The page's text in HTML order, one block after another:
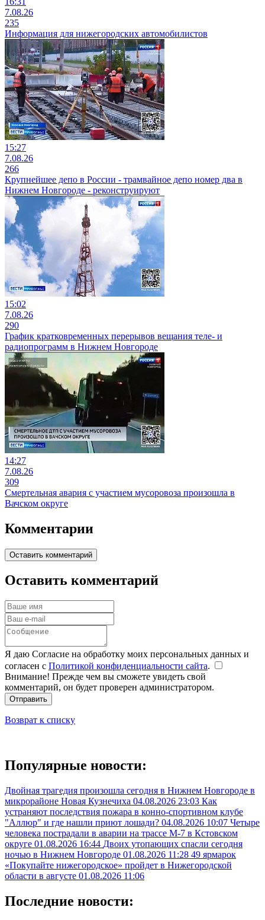
7.08.26
235
Информация для нижегородских автомобилистов
15:27
7.08.26
266
Крупнейшее депо в России - трамвайное депо номер два в
Нижнем Новгороде - реконструируют
15:02
7.08.26
290
График кратковременных перерывов вещания теле- и
радиопрограмм в Нижнем Новгороде
14:27
7.08.26
309
Смертельная авария с участием мусоровоза произошла в
Вачском округе
Комментарии
Оставить комментарий
Оставить комментарий
Я даю Согласие на обработку моих персональных данных и
согласен с Политикой конфиденциальности сайта.
Внимание! Прежде чем вы сможете увидеть свой
комментарий, он будет проверен администратором.
Отправить
Возврат к списку
Популярные новости:
Двойная трагедия произошла сегодня в Нижнем Новгороде в
микрорайоне Новая Кузнечиха 04.08.2026 23:03 Как
устраняют последствия пожара в конно-спортивном клубе
"Аллюр" и где нашли приют лошади? 04.08.2026 10:07 Четыре
человека пострадали в аварии на трассе М-7 в Кстовском
округе 01.08.2026 16:44 Двоих утопающих спасли сегодня
ночью в Нижнем Новгороде 01.08.2026 11:28 49 ярмарок
«Покупайте нижегородское» пройдет в Нижегородской
области в августе 01.08.2026 11:06
Последние новости: